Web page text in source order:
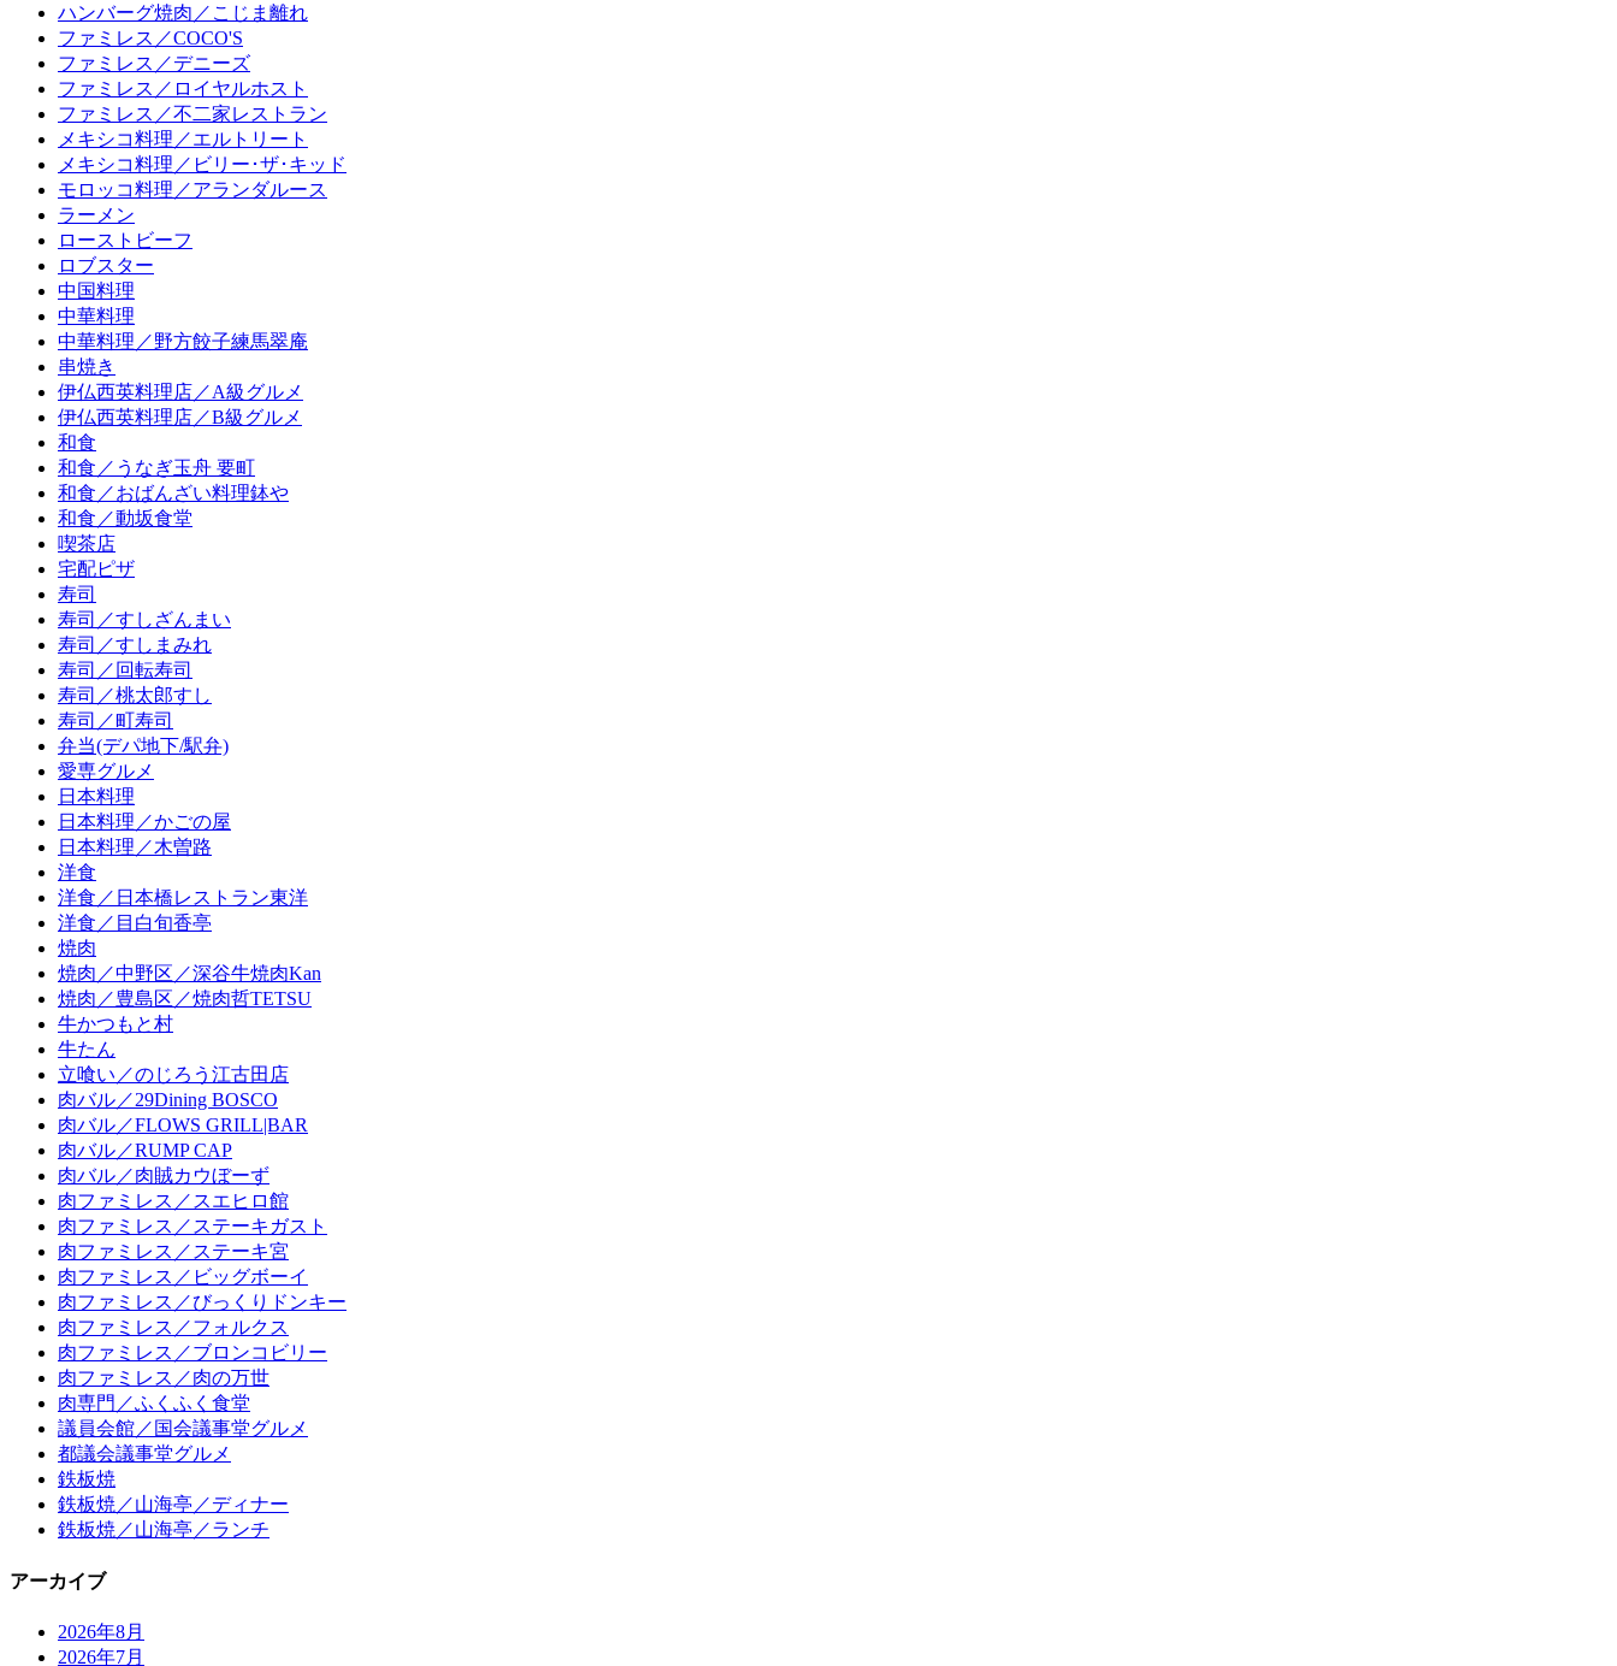
ハンバーグ焼肉／こじま離れ
ファミレス／COCO'S
ファミレス／デニーズ
ファミレス／ロイヤルホスト
ファミレス／不二家レストラン
メキシコ料理／エルトリート
メキシコ料理／ビリー･ザ･キッド
モロッコ料理／アランダルース
ラーメン
ローストビーフ
ロブスター
中国料理
中華料理
中華料理／野方餃子練馬翠庵
串焼き
伊仏西英料理店／A級グルメ
伊仏西英料理店／B級グルメ
和食
和食／うなぎ玉舟 要町
和食／おばんざい料理鉢や
和食／動坂食堂
喫茶店
宅配ピザ
寿司
寿司／すしざんまい
寿司／すしまみれ
寿司／回転寿司
寿司／桃太郎すし
寿司／町寿司
弁当(デパ地下/駅弁)
愛専グルメ
日本料理
日本料理／かごの屋
日本料理／木曽路
洋食
洋食／日本橋レストラン東洋
洋食／目白旬香亭
焼肉
焼肉／中野区／深谷牛焼肉Kan
焼肉／豊島区／焼肉哲TETSU
牛かつもと村
牛たん
立喰い／のじろう江古田店
肉バル／29Dining BOSCO
肉バル／FLOWS GRILL|BAR
肉バル／RUMP CAP
肉バル／肉賊カウぼーず
肉ファミレス／スエヒロ館
肉ファミレス／ステーキガスト
肉ファミレス／ステーキ宮
肉ファミレス／ビッグボーイ
肉ファミレス／びっくりドンキー
肉ファミレス／フォルクス
肉ファミレス／ブロンコビリー
肉ファミレス／肉の万世
肉専門／ふくふく食堂
議員会館／国会議事堂グルメ
都議会議事堂グルメ
鉄板焼
鉄板焼／山海亭／ディナー
鉄板焼／山海亭／ランチ
アーカイブ
2026年8月
2026年7月